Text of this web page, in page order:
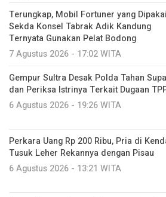
Terungkap, Mobil Fortuner yang
Sekda Konsel Tabrak Adik Kandung
Ternyata Gunakan Pelat Bodong
7 Agustus 2026 - 17:02 WITA
Gempur Sultra Desak Polda Tahan
dan Periksa Istrinya Terkait Dugaan
6 Agustus 2026 - 19:26 WITA
Perkara Uang Rp 200 Ribu, Pria di
Tusuk Leher Rekannya dengan Pisau
6 Agustus 2026 - 13:21 WITA